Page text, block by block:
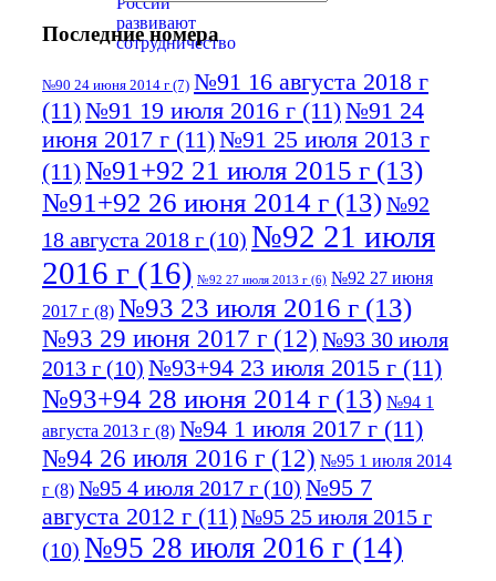
Последние номера
№90 24 июня 2014 г (7) №91 16 августа 2018 г
(11)№91 19 июля 2016 г (11)№91 24
июня 2017 г (11)№91 25 июля 2013 г
(11)№91+92 21 июля 2015 г (13)
№91+92 26 июня 2014 г (13)№92
18 августа 2018 г (10) №92 21 июля
2016 г (16) №92 27 июля 2013 г (6) №92 27 июня
2017 г (8) №93 23 июля 2016 г (13)
№93 29 июня 2017 г (12) №93 30 июля
2013 г (10) №93+94 23 июля 2015 г (11)
№93+94 28 июня 2014 г (13) №94 1
августа 2013 г (8) №94 1 июля 2017 г (11)
№94 26 июля 2016 г (12) №95 1 июля 2014
г (8) №95 4 июля 2017 г (10) №95 7
августа 2012 г (11)№95 25 июля 2015 г
(10) №95 28 июля 2016 г (14)